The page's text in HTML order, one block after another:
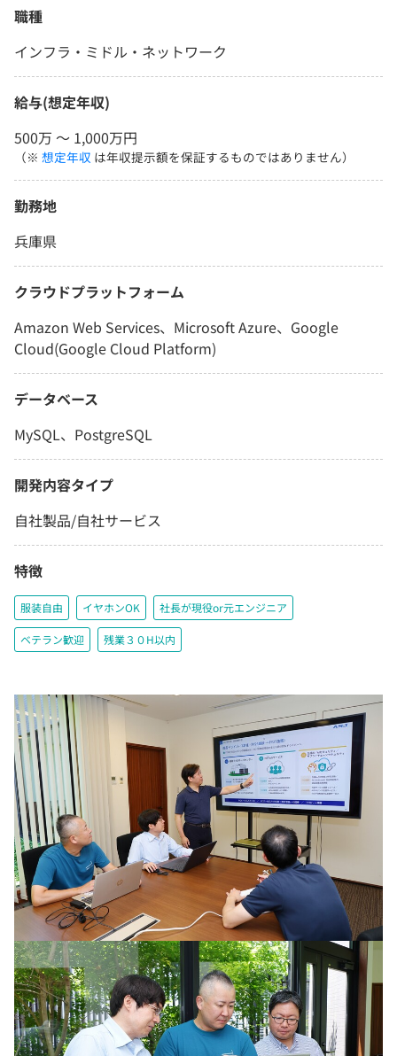
職種
インフラ・ミドル・ネットワーク
給与(想定年収)
500万 〜 1,000万円
（※ 想定年収 は年収提示額を保証するものではありません）
勤務地
兵庫県
クラウドプラットフォーム
Amazon Web Services、Microsoft Azure、Google
Cloud(Google Cloud Platform)
データベース
MySQL、PostgreSQL
開発内容タイプ
自社製品/自社サービス
特徴
服装自由 イヤホンOK 社長が現役or元エンジニア
ベテラン歓迎 残業３０H以内